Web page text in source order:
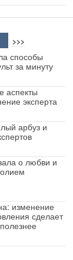
>>>
способы
за минуту
аспекты
эксперта
арбуз и
о любви и
изменение
сделает